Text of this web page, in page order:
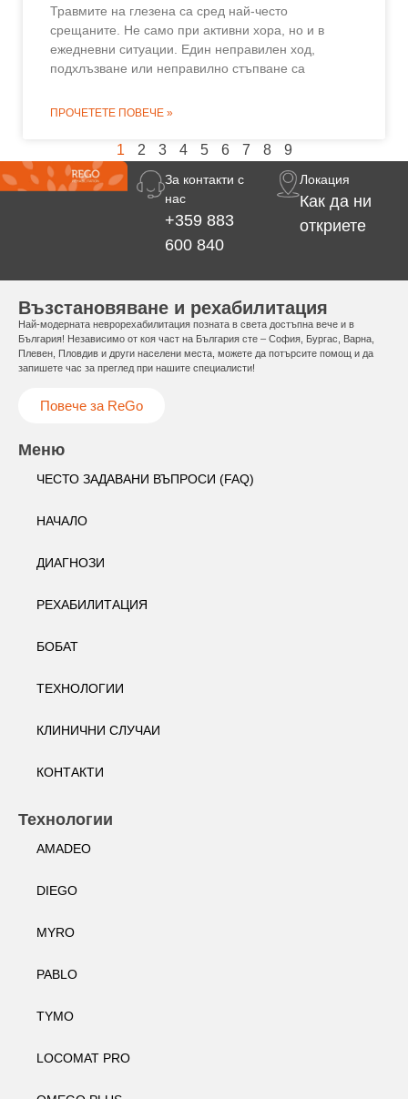
Травмите на глезена са сред най-често
срещаните. Не само при активни хора, но и в
ежедневни ситуации. Един неправилен ход,
подхлъзване или неправилно стъпване са
ПРОЧЕТЕТЕ ПОВЕЧЕ »
1 2 3 4 5 6 7 8 9
За контакти с
нас
+359 883
600 840
Локация
Как да ни
откриете
Възстановяване и рехабилитация
Най-модерната неврорехабилитация позната в света достъпна вече и в
България! Независимо от коя част на България сте – София, Бургас, Варна,
Плевен, Пловдив и други населени места, можете да потърсите помощ и да
запишете час за преглед при нашите специалисти!
Повече за ReGo
Меню
ЧЕСТО ЗАДАВАНИ ВЪПРОСИ (FAQ)
НАЧАЛО
ДИАГНОЗИ
РЕХАБИЛИТАЦИЯ
БОБАТ
ТЕХНОЛОГИИ
КЛИНИЧНИ СЛУЧАИ
КОНТАКТИ
Технологии
AMADEO
DIEGO
MYRO
PABLO
TYMO
LOCOMAT PRO